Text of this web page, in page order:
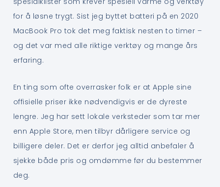
for å løsne trygt. Sist jeg byttet batteri på en 2020
MacBook Pro tok det meg faktisk nesten to timer –
og det var med alle riktige verktøy og mange års
erfaring.
En ting som ofte overrasker folk er at Apple sine
offisielle priser ikke nødvendigvis er de dyreste
lengre. Jeg har sett lokale verksteder som tar mer
enn Apple Store, men tilbyr dårligere service og
billigere deler. Det er derfor jeg alltid anbefaler å
sjekke både pris og omdømme før du bestemmer
deg.